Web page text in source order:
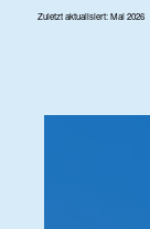
Zuletzt aktualisiert: Mai 2026